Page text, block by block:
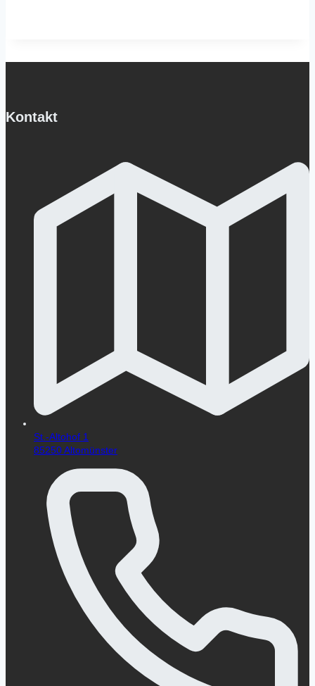
Kontakt
St.-Altohof 1
85250 Altomünster